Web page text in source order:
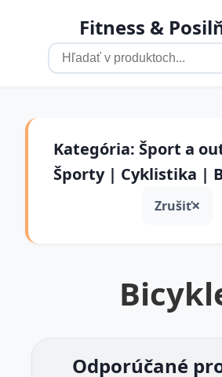
Fitness &
Kategória: Šport a
Športy | Cyklistika |
Zrušiť
Odporúčané